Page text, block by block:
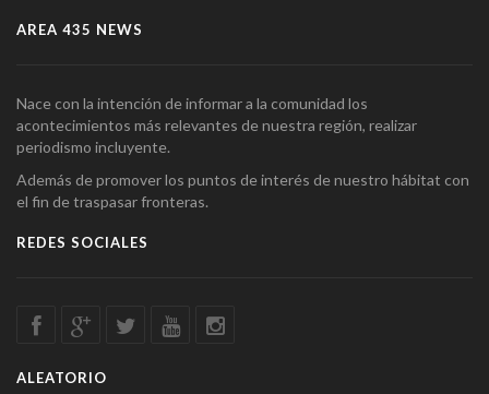
AREA 435 NEWS
Nace con la intención de informar a la comunidad los
acontecimientos más relevantes de nuestra región, realizar
periodismo incluyente.
Además de promover los puntos de interés de nuestro hábitat con
el fin de traspasar fronteras.
REDES SOCIALES
ALEATORIO